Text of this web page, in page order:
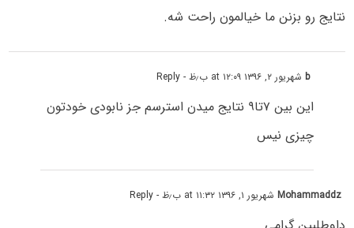
نتایج رو بزنن ما خیالمون راحت شه.
bشهریور ۲, ۱۳۹۶ at ۱۲:۰۹ ب٫ظ - Reply
این بین ۷تا۹ نتایج میدن استرسم جز نابودی خودتون
چیزی نیس
Mohammaddzشهریور ۱, ۱۳۹۶ at ۱۱:۳۲ ب٫ظ - Reply